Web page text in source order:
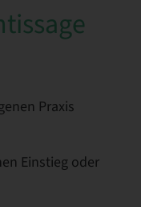
Praxis
Einstieg oder